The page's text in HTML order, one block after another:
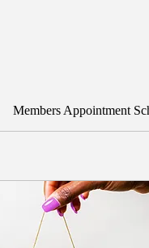
Members Appointment